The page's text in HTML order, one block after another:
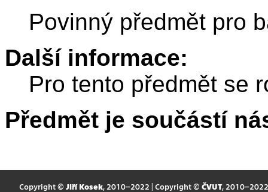
Povinný předmět pro
Další informace:
Pro tento předmět se
Předmět je součástí
Copyright © Jiří Kosek, 2010–2022 | Copyright © ČVUT, 2010–2022